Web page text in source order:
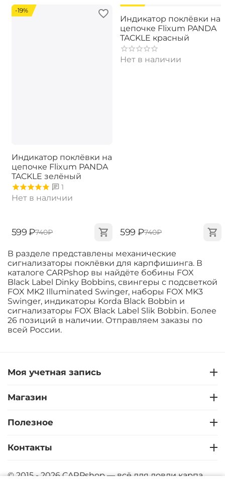
В разделе представлены механические
сигнализаторы поклёвки для карпфишинга. В
каталоге CARPshop вы найдёте бобины FOX
Black Label Dinky Bobbins, свингеры с подсветкой
FOX MK2 Illuminated Swinger, наборы FOX MK3
Swinger, индикаторы Korda Black Bobbin и
сигнализаторы FOX Black Label Slik Bobbin. Более
26 позиций в наличии. Отправляем заказы по
всей России.
-19%
Индикатор поклёвки на
цепочке Flixum PANDA
TACKLE зелёный
1
Нет в наличии
‍599‍ ₽‍740‍₽
Индикатор поклёвки на
цепочке Flixum PANDA
TACKLE красный
Нет в наличии
‍599‍ ₽‍740‍₽
Моя учетная запись
Магазин
Полезное
Контакты
© 2015 - 2026 CARPshop — всё для ловли карпа.